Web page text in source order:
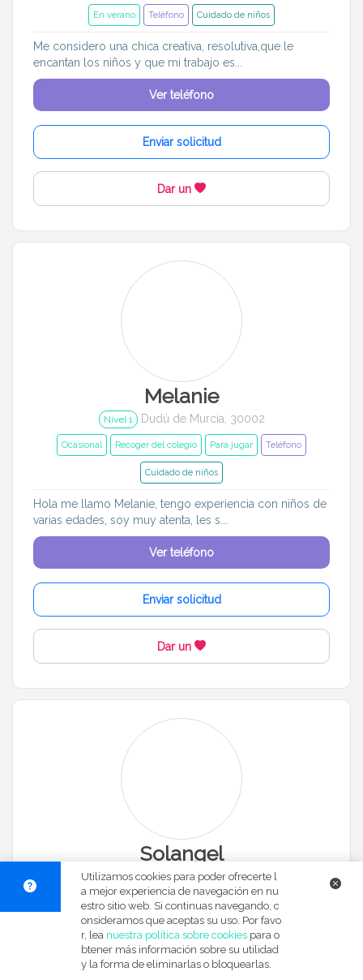
En verano Teléfono Cuidado de niños
Me considero una chica creativa, resolutiva,que le
encantan los niños y que mi trabajo es...
Ver teléfono
Enviar solicitud
Dar un
Melanie
Nivel 1 Dudú de Murcia, 30002
Ocasional Recoger del colegio Para jugar Teléfono
Cuidado de niños
Hola me llamo Melanie, tengo experiencia con niños de
varias edades, soy muy atenta, les s...
Ver teléfono
Enviar solicitud
Dar un
Solangel
Nivel 1 Dudú de Murcia, 30500
Recoger del colegio A tiempo fijo Por las noches Para jugar
En verano Festivos Teléfono Cuidado de niños
Hola 😊, si estás buscando a alguien que cuide de tus
Utilizamos cookies para poder ofrecerte l
a mejor experiencia de navegación en nu
estro sitio web. Si continuas navegando, c
onsideramos que aceptas su uso. Por favo
r, lea nuestra política sobre cookiespara o
btener más información sobre su utilidad
y la forma de eliminarlas o bloquearlas.